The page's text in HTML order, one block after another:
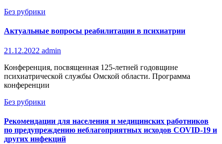
Без рубрики
Актуальные вопросы реабилитации в психиатрии
21.12.2022 admin
Конференция, посвященная 125-летней годовщине
психиатрической службы Омской области. Программа
конференции
Без рубрики
Рекомендации для населения и медицинских работников
по предупреждению неблагоприятных исходов COVID-19 и
других инфекций